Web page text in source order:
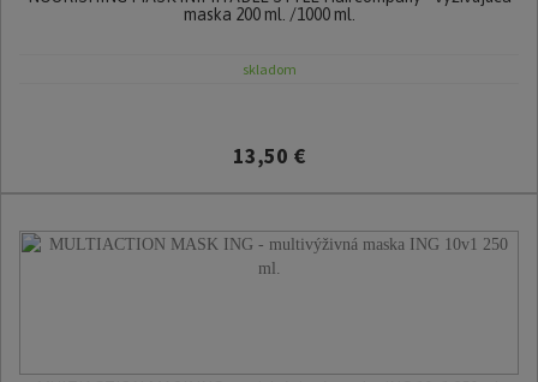
maska 200 ml. /1000 ml.
skladom
13,50 €